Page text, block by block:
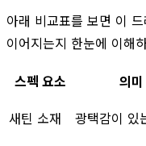
아래 비교표를 보면 이
이어지는지 한눈에 이해
스펙 요소 의미
새틴 소재 광택감이 있